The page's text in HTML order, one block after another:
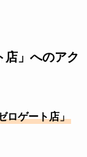
店」へのアク
ロゲート店」